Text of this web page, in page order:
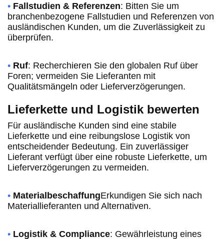
• Fallstudien & Referenzen: Bitten Sie um
branchenbezogene Fallstudien und Referenzen von
ausländischen Kunden, um die Zuverlässigkeit zu
überprüfen.
• Ruf: Recherchieren Sie den globalen Ruf über
Foren; vermeiden Sie Lieferanten mit
Qualitätsmängeln oder Lieferverzögerungen.
Lieferkette und Logistik bewerten
Für ausländische Kunden sind eine stabile
Lieferkette und eine reibungslose Logistik von
entscheidender Bedeutung. Ein zuverlässiger
Lieferant verfügt über eine robuste Lieferkette, um
Lieferverzögerungen zu vermeiden.
• MaterialbeschaffungErkundigen Sie sich nach
Materiallieferanten und Alternativen.
• Logistik & Compliance: Gewährleistung eines